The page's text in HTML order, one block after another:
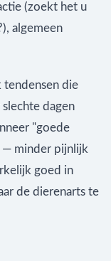
(zoekt het u
algemeen
die
dagen
"goede
— minder pijnlijk
goed in
de dierenarts te